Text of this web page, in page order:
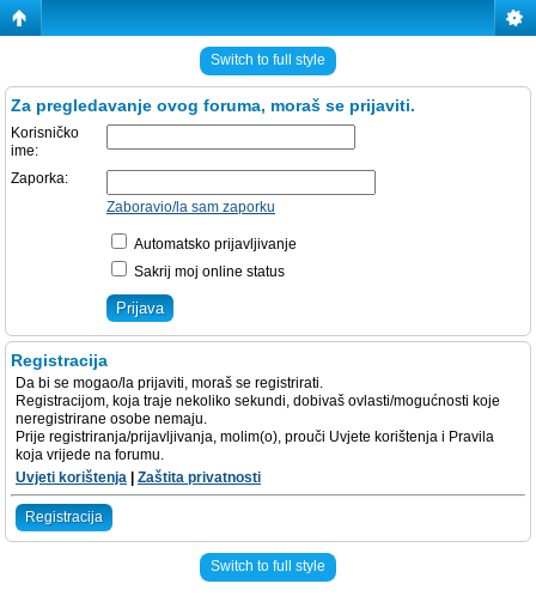
Switch to full style
Za pregledavanje ovog foruma, moraš se prijaviti.
Korisničko
ime:
Zaporka:
Zaboravio/la sam zaporku
Automatsko prijavljivanje
Sakrij moj online status
Registracija
Da bi se mogao/la prijaviti, moraš se registrirati.
Registracijom, koja traje nekoliko sekundi, dobivaš ovlasti/mogućnosti koje
neregistrirane osobe nemaju.
Prije registriranja/prijavljivanja, molim(o), prouči Uvjete korištenja i Pravila
koja vrijede na forumu.
Uvjeti korištenja
Zaštita privatnosti
Registracija
Switch to full style